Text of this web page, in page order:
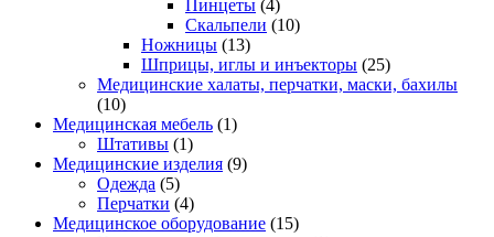
Пинцеты (4)
Скальпели (10)
Ножницы (13)
Шприцы, иглы и инъекторы (25)
Медицинские халаты, перчатки, маски, бахилы
(10)
Медицинская мебель (1)
Штативы (1)
Медицинские изделия (9)
Одежда (5)
Перчатки (4)
Медицинское оборудование (15)